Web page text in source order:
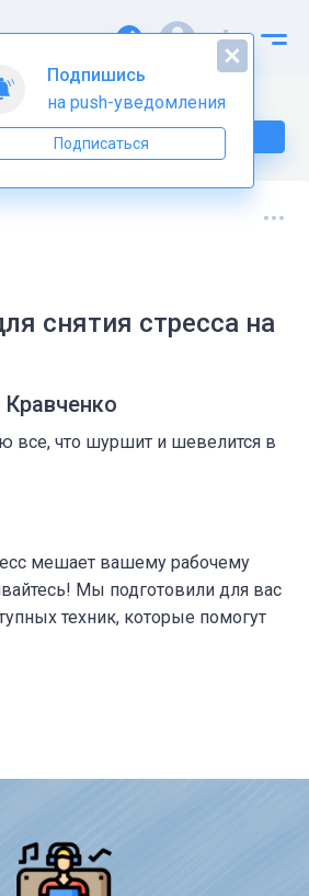
на нас в Telegram
снятия стресса на
Кравченко
все, что шуршит и шевелится в
мешает вашему рабочему
Мы подготовили для вас
техник, которые помогут
Подпишись
на push-уведомления
Подписаться